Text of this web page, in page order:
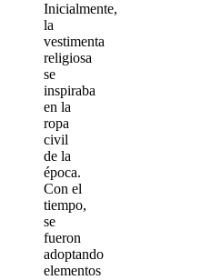
Inicialmente,
la
vestimenta
religiosa
se
inspiraba
en la
ropa
civil
de la
época.
Con el
tiempo,
se
fueron
adoptando
elementos